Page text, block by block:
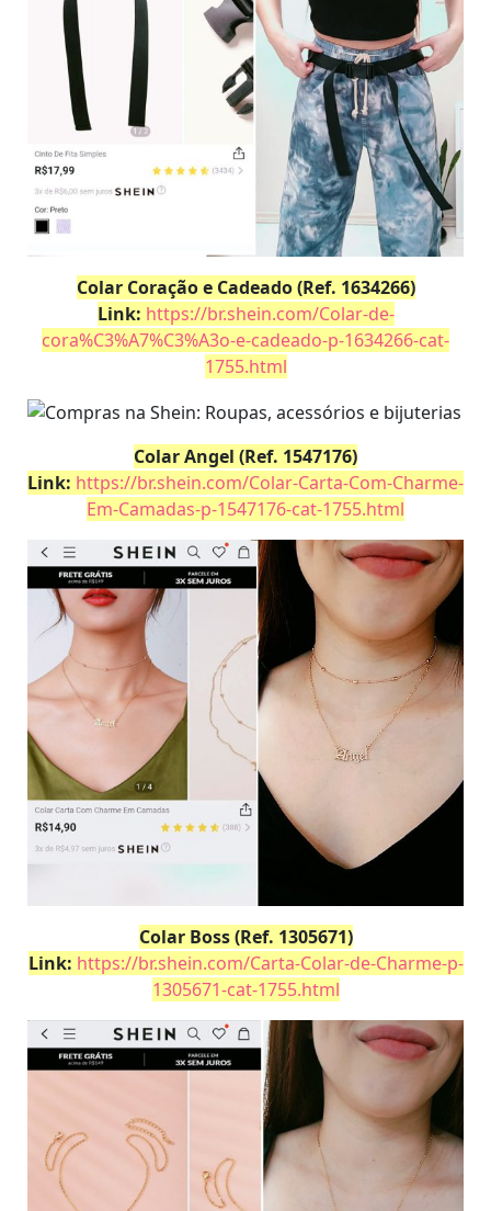
Colar Coração e Cadeado (Ref. 1634266)
Link: https://br.shein.com/Colar-de-
cora%C3%A7%C3%A3o-e-cadeado-p-1634266-cat-
1755.html
Colar Angel (Ref. 1547176)
Link: https://br.shein.com/Colar-Carta-Com-Charme-
Em-Camadas-p-1547176-cat-1755.html
Colar Boss (Ref. 1305671)
Link: https://br.shein.com/Carta-Colar-de-Charme-p-
1305671-cat-1755.html